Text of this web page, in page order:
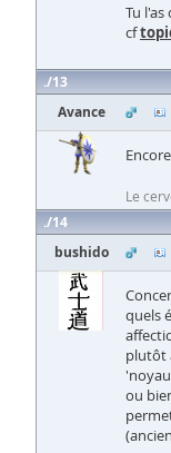
Tu
cf
13
Avance
Le
14
bushido
quels
plutôt
ou